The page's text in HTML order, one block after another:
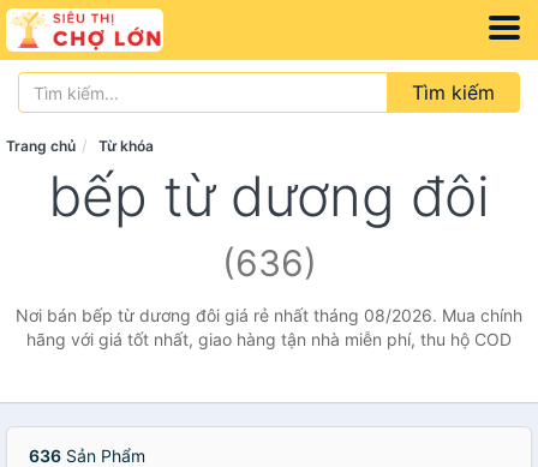
Tìm kiếm
Trang chủ Từ khóa
bếp từ dương đôi
(636)
Nơi bán bếp từ dương đôi giá rẻ nhất tháng 08/2026. Mua chính
hãng với giá tốt nhất, giao hàng tận nhà miễn phí, thu hộ COD
636 Sản Phẩm